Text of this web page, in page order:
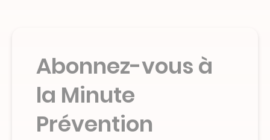
Abonnez-vous à
la Minute
Prévention